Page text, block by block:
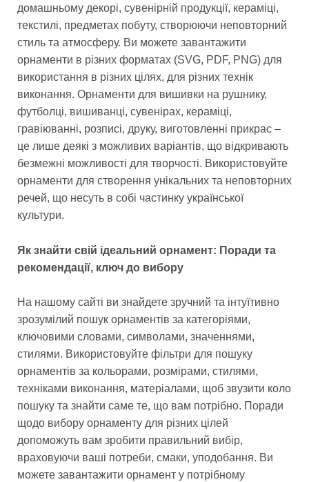
домашньому декорі, сувенірній продукції, кераміці,
текстилі, предметах побуту, створюючи неповторний
стиль та атмосферу. Ви можете завантажити
орнаменти в різних форматах (SVG, PDF, PNG) для
використання в різних цілях, для різних технік
виконання. Орнаменти для вишивки на рушнику,
футболці, вишиванці, сувенірах, кераміці,
гравіюванні, розписі, друку, виготовленні прикрас –
це лише деякі з можливих варіантів, що відкривають
безмежні можливості для творчості. Використовуйте
орнаменти для створення унікальних та неповторних
речей, що несуть в собі частинку української
культури.
Як знайти свій ідеальний орнамент: Поради та
рекомендації, ключ до вибору
На нашому сайті ви знайдете зручний та інтуїтивно
зрозумілий пошук орнаментів за категоріями,
ключовими словами, символами, значеннями,
стилями. Використовуйте фільтри для пошуку
орнаментів за кольорами, розмірами, стилями,
техніками виконання, матеріалами, щоб звузити коло
пошуку та знайти саме те, що вам потрібно. Поради
щодо вибору орнаменту для різних цілей
допоможуть вам зробити правильний вибір,
враховуючи ваші потреби, смаки, уподобання. Ви
можете завантажити орнамент у потрібному